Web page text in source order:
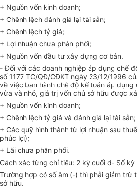
+ Nguồn vốn kinh doanh;
+ Chênh lệch đánh giá lại tài sản;
+ Chênh lệch tỷ giá;
+ Lợi nhuận chưa phân phối;
+ Nguồn vốn đầu tư xây dựng cơ bản.
- Đối với các doanh nghiệp áp dụng chế
số 1177 TC/QĐ/CĐKT ngày 23/12/1996
về việc ban hành chế độ kế toán áp dụng
vừa và nhỏ, giá trị vốn chủ sở hữu được
+ Nguồn vốn kinh doanh;
+ Chênh lệch tỷ giá và đánh giá lại tài sản;
+ Các quỹ hình thành từ lợi nhuận sau
phúc lợi);
+ Lãi chưa phân phối.
Cách xác từng chỉ tiêu: 2 kỳ cuối d- Số kỳ
Trường hợp có số âm (-) thì phải giảm trừ
sở hữu.